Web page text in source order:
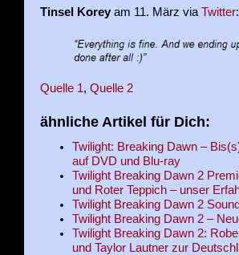
Tinsel Koreyam 11. März via Twitter:
Quelle 1, Quelle 2
ähnliche Artikel für Dich:
Twilight: Breaking Dawn –
auf DVD und Blu-ray
Twilight Breaking Dawn 2
und Roter Teppich – unser
Twilight Breaking Dawn 2
Twilight Breaking Dawn 2 –
Twilight Breaking Dawn 2:
und Taylor Lautner zur